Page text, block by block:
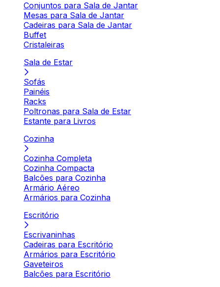
Conjuntos para Sala de Jantar
Mesas para Sala de Jantar
Cadeiras para Sala de Jantar
Buffet
Cristaleiras
Sala de Estar
Sofás
Painéis
Racks
Poltronas para Sala de Estar
Estante para Livros
Cozinha
Cozinha Completa
Cozinha Compacta
Balcões para Cozinha
Armário Aéreo
Armários para Cozinha
Escritório
Escrivaninhas
Cadeiras para Escritório
Armários para Escritório
Gaveteiros
Balcões para Escritório